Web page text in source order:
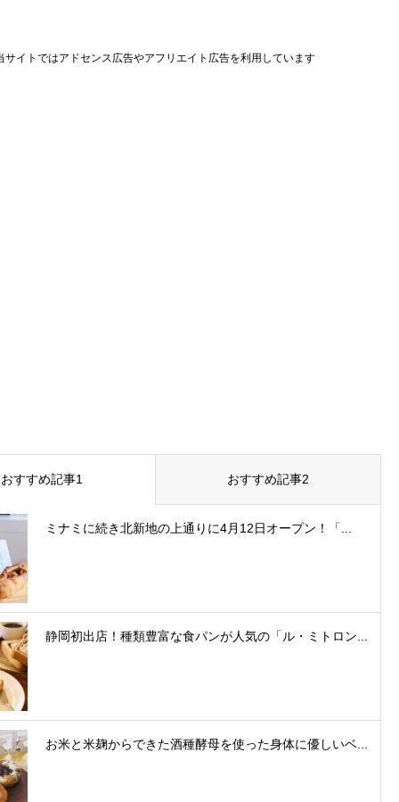
サイトではアドセンス広告やアフリエイト広告を利用しています
おすすめ記事1 おすすめ記事2
ミナミに続き北新地の上通りに4月12日オープン！「...
静岡初出店！種類豊富な食パンが人気の「ル・ミトロン...
お米と米麹からできた酒種酵母を使った身体に優しいベ...